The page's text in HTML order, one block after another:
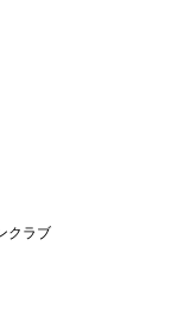
クラブ